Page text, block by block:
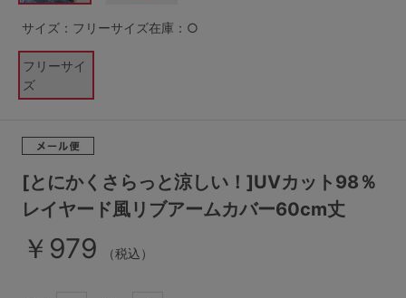
L LL 3L
S-AB S-CD
M-AB M-CD
L-AB L-CD
LL-EF
4,000円～
セールアイテムから探す
その他から探す
お気に入り
新着アイテム
[とにかくさらっと涼しい！]UVカット98％
レイヤード風リブアームカバー60cm丈
￥979 （税込）
サイズ：フリーサイズ在庫：○
フリーサイ
ズ